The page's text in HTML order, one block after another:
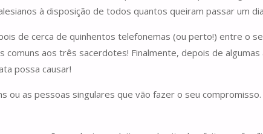
à disposição de todos quantos queiram passar um
de cerca de quinhentos telefonemas (ou perto!) entre o
comuns aos três sacerdotes! Finalmente, depois de
possa causar!
ou as pessoas singulares que vão fazer o seu